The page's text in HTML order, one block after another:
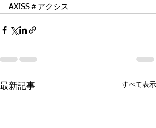
AXISS＃アクシス
最新記事 すべて表示